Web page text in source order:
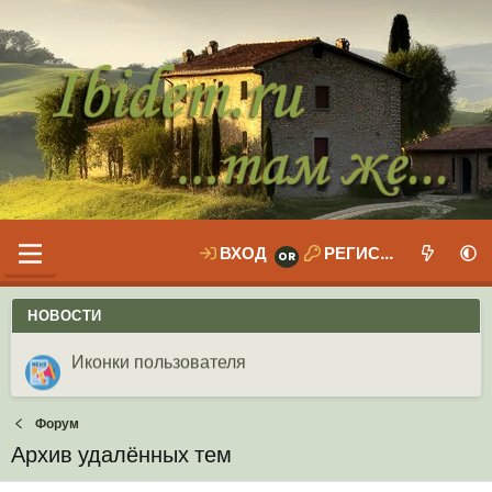
ВХОД РЕГИСТРАЦИЯ
НОВОСТИ
Иконки пользователя
Ваши собственные смайлики
Аналитика от Ассистента
Новая система рейтинга (оценок) на форуме
Форум
Архив удалённых тем